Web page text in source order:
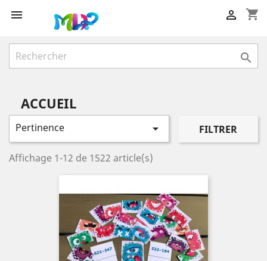
 shopping_cart


ACCUEIL
Pertinence  FILTRER
Affichage 1-12 de 1522 article(s)